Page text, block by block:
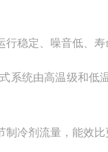
稳定、噪音低、寿
系统由高温级和
冷剂流量，能效比